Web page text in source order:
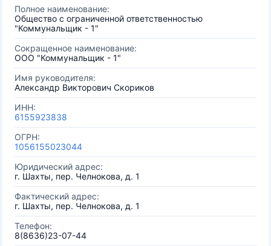
Полное наименование:
Общество с ограниченной ответственностью
"Коммунальщик - 1"
Сокращенное наименование:
ООО "Коммунальщик - 1"
Имя руководителя:
Александр Викторович Скориков
ИНН:
6155923838
ОГРН:
1056155023044
Юридический адрес:
г. Шахты, пер. Челнокова, д. 1
Фактический адрес:
г. Шахты, пер. Челнокова, д. 1
Телефон:
8(8636)23-07-44